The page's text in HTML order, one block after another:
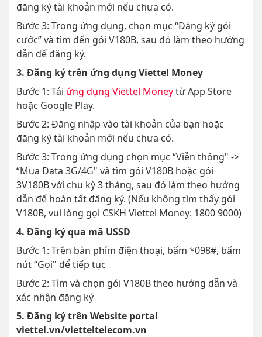
đăng ký tài khoản mới nếu chưa có.
Bước 3: Trong ứng dụng, chọn mục “Đăng ký gói
cước” và tìm đến gói V180B, sau đó làm theo hướng
dẫn để đăng ký.
3. Đăng ký trên ứng dụng Viettel Money
Bước 1: Tải ứng dụng Viettel Moneytừ App Store
hoặc Google Play.
Bước 2: Đăng nhập vào tài khoản của bạn hoặc
đăng ký tài khoản mới nếu chưa có.
Bước 3: Trong ứng dụng chọn mục “Viễn thông" ->
“Mua Data 3G/4G" và tìm gói V180B hoặc gói
3V180B với chu kỳ 3 tháng, sau đó làm theo hướng
dẫn để hoàn tất đăng ký. (Nếu không tìm thấy gói
V180B, vui lòng gọi CSKH Viettel Money: 1800 9000)
4. Đăng ký qua mã USSD
Bước 1: Trên bàn phím điện thoại, bấm *098#, bấm
nút “Gọi" để tiếp tục
Bước 2: Tìm và chọn gói V180B theo hướng dẫn và
xác nhận đăng ký
5. Đăng ký trên Website portal
viettel.vn/vietteltelecom.vn